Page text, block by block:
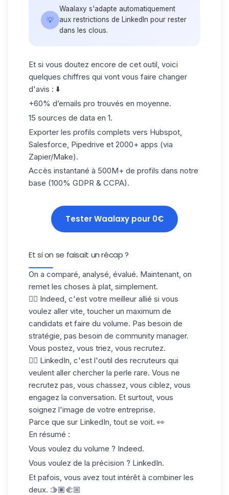
💡
Waalaxy s'adapte automatiquement
aux restrictions de LinkedIn pour rester
dans les clous.
Et si vous doutez encore de cet outil, voici
quelques chiffres qui vont vous faire changer
d'avis : ⬇️
+60% d’emails pro trouvés en moyenne.
15 sources de data en 1.
Exporter les profils complets vers Hubspot,
Salesforce, Pipedrive et 2000+ apps (via
Zapier/Make).
Accès instantané à 500M+ de profils dans notre
base (100% GDPR & CCPA).
Tester Waalaxy pour 0€
Et si on se faisait un récap ?
On a comparé, analysé, évalué. Maintenant, on
remet les choses à plat, simplement.
👉🏼 Indeed, c'est votre meilleur allié si vous
voulez aller vite, toucher un maximum de
candidats et faire du volume. Pas besoin de
stratégie, pas besoin de community manager.
Vous postez, vous triez, vous recrutez.
👉🏼 LinkedIn, c'est l'outil des recruteurs qui
veulent aller chercher la perle rare. Vous ne
recrutez pas, vous chassez, vous ciblez, vous
engagez la conversation. Et surtout, vous
soignez l'image de votre entreprise.
Parce que sur LinkedIn, tout se voit. 👀
En résumé :
Vous voulez du volume ? Indeed.
Vous voulez de la précision ? LinkedIn.
Et pafois, vous avez tout intérêt à combiner les
deux. 🫱🏽‍🫲🏼